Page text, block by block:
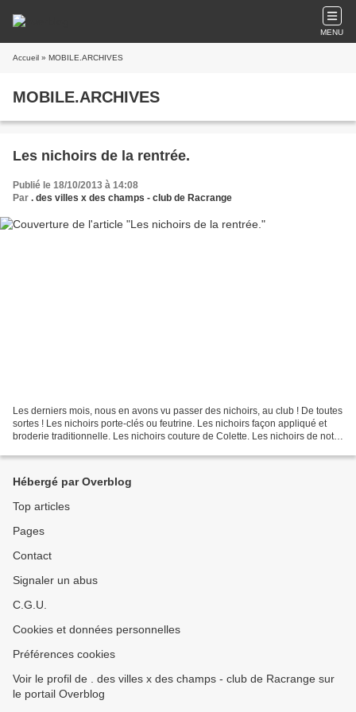
MENU
Accueil » MOBILE.ARCHIVES
MOBILE.ARCHIVES
Les nichoirs de la rentrée.
Publié le 18/10/2013 à 14:08
Par . des villes x des champs - club de Racrange
Les derniers mois, nous en avons vu passer des nichoirs, au club ! De toutes
sortes ! Les nichoirs porte-clés ou feutrine. Les nichoirs façon appliqué et
broderie traditionnelle. Les nichoirs couture de Colette. Les nichoirs de notre
Hébergé par Overblog
Top articles
Pages
Contact
Signaler un abus
C.G.U.
Cookies et données personnelles
Préférences cookies
Voir le profil de . des villes x des champs - club de Racrange sur
le portail Overblog